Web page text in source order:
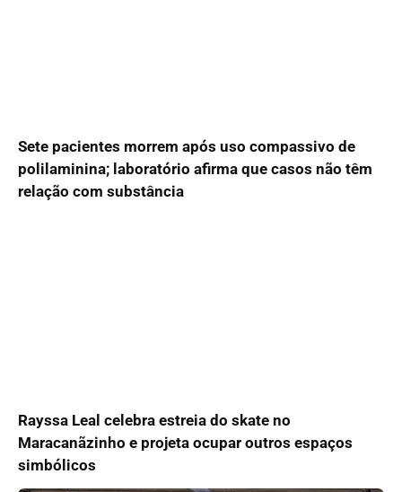
Sete pacientes morrem após uso compassivo de
polilaminina; laboratório afirma que casos não têm
relação com substância
Rayssa Leal celebra estreia do skate no
Maracanãzinho e projeta ocupar outros espaços
simbólicos